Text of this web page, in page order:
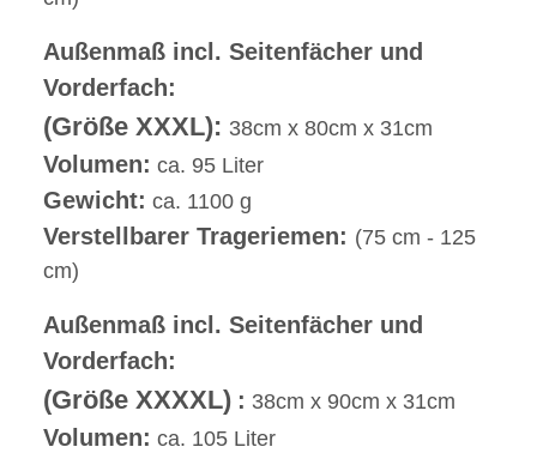
Außenmaß incl. Seitenfächer und
Vorderfach:
(Größe XXXL): 38cm x 80cm x 31cm
Volumen: ca. 95 Liter
Gewicht: ca. 1100 g
Verstellbarer Trageriemen: (75 cm - 125
cm)
Außenmaß incl. Seitenfächer und
Vorderfach:
(Größe XXXXL) : 38cm x 90cm x 31cm
Volumen: ca. 105 Liter